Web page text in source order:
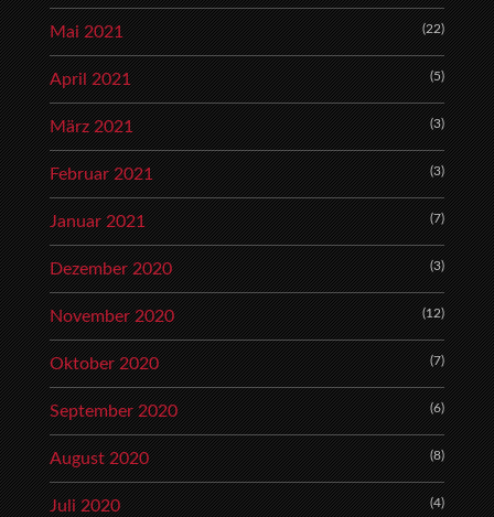
Mai 2021 (22)
April 2021 (5)
März 2021 (3)
Februar 2021 (3)
Januar 2021 (7)
Dezember 2020 (3)
November 2020 (12)
Oktober 2020 (7)
September 2020 (6)
August 2020 (8)
Juli 2020 (4)